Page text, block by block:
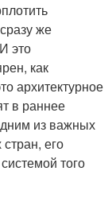
же
это
как
архитектурное
в раннее
из важных
его
того